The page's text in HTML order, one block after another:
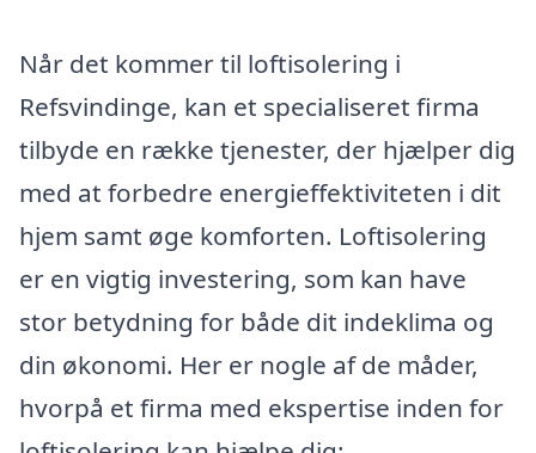
Når det kommer til loftisolering i
Refsvindinge, kan et specialiseret firma
tilbyde en række tjenester, der hjælper dig
med at forbedre energieffektiviteten i dit
hjem samt øge komforten. Loftisolering
er en vigtig investering, som kan have
stor betydning for både dit indeklima og
din økonomi. Her er nogle af de måder,
hvorpå et firma med ekspertise inden for